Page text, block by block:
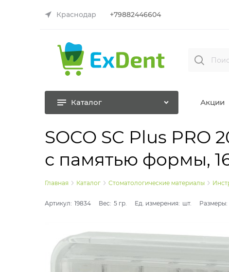
Краснодар +79882446604
Каталог Акции
SOCO SC Plus
с памятью формы,
Главная Каталог Стоматологические материалы
Артикул: 19834 Вес: 5 гр. Ед. измерения: шт. Размеры: